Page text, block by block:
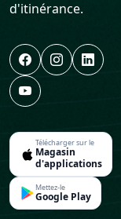
d'itinérance.
Télécharger sur le
Magasin
d'applications
Mettez-le
Google Play